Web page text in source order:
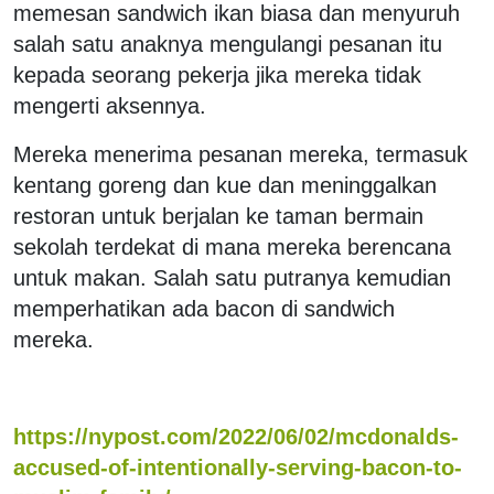
memesan sandwich ikan biasa dan menyuruh
salah satu anaknya mengulangi pesanan itu
kepada seorang pekerja jika mereka tidak
mengerti aksennya.
Mereka menerima pesanan mereka, termasuk
kentang goreng dan kue dan meninggalkan
restoran untuk berjalan ke taman bermain
sekolah terdekat di mana mereka berencana
untuk makan. Salah satu putranya kemudian
memperhatikan ada bacon di sandwich
mereka.
https://nypost.com/2022/06/02/mcdonalds-
accused-of-intentionally-serving-bacon-to-